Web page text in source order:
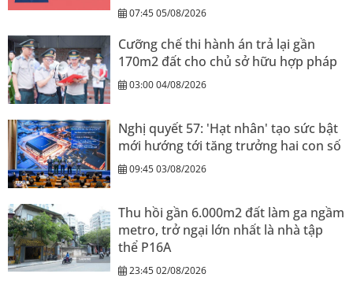
07:45 05/08/2026
Cưỡng chế thi hành án trả lại gần
170m2 đất cho chủ sở hữu hợp pháp
03:00 04/08/2026
Nghị quyết 57: 'Hạt nhân' tạo sức bật
mới hướng tới tăng trưởng hai con số
09:45 03/08/2026
Thu hồi gần 6.000m2 đất làm ga ngầm
metro, trở ngại lớn nhất là nhà tập
thể P16A
23:45 02/08/2026